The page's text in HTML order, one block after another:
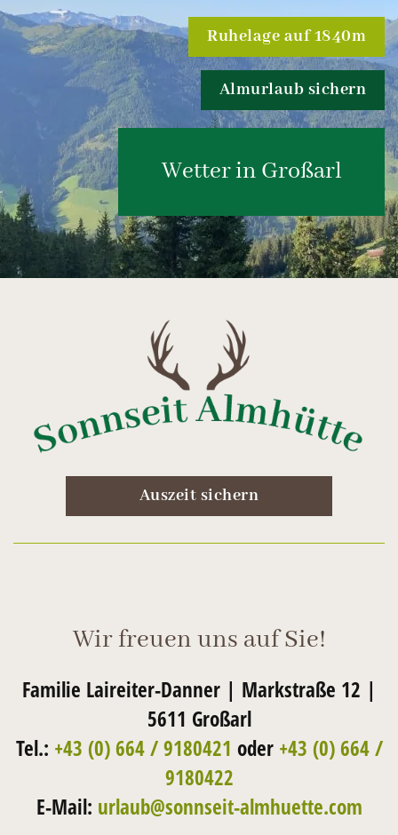
Ruhelage auf 1840m
Almurlaub sichern
Wetter in Großarl
Auszeit sichern
Wir freuen uns auf Sie!
Familie Laireiter-Danner | Markstraße 12 |
5611 Großarl
Tel.: +43 (0) 664 / 9180421 oder +43 (0) 664 /
9180422
E-Mail: urlaub@sonnseit-almhuette.com